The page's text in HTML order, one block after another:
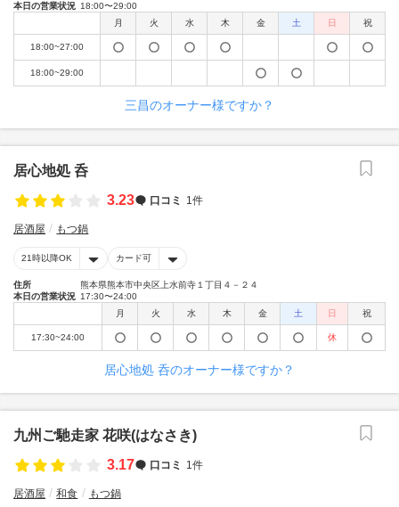
本日の営業状況 18:00〜29:00
月
火 水 木 金 土 日 祝
18:00~27:00
18:00~29:00
三昌のオーナー様ですか？
居心地処 呑
3.23
口コミ 1件
居酒屋 もつ鍋
21時以降OK カード可
住所
熊本県熊本市中央区上水前寺１丁目４－２４
本日の営業状況 17:30〜24:00
月
火 水 木 金 土 日 祝
17:30~24:00 休
居心地処 呑のオーナー様ですか？
九州ご馳走家 花咲(はなさき)
3.17
口コミ 1件
居酒屋 和食 もつ鍋